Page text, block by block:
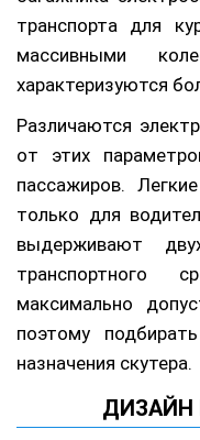
транспорта для
массивными
характеризуются
Различаются
от этих
пассажиров.
только для
выдерживают
транспортного
максимально
поэтому
назначения скутера.
ДИЗАЙН